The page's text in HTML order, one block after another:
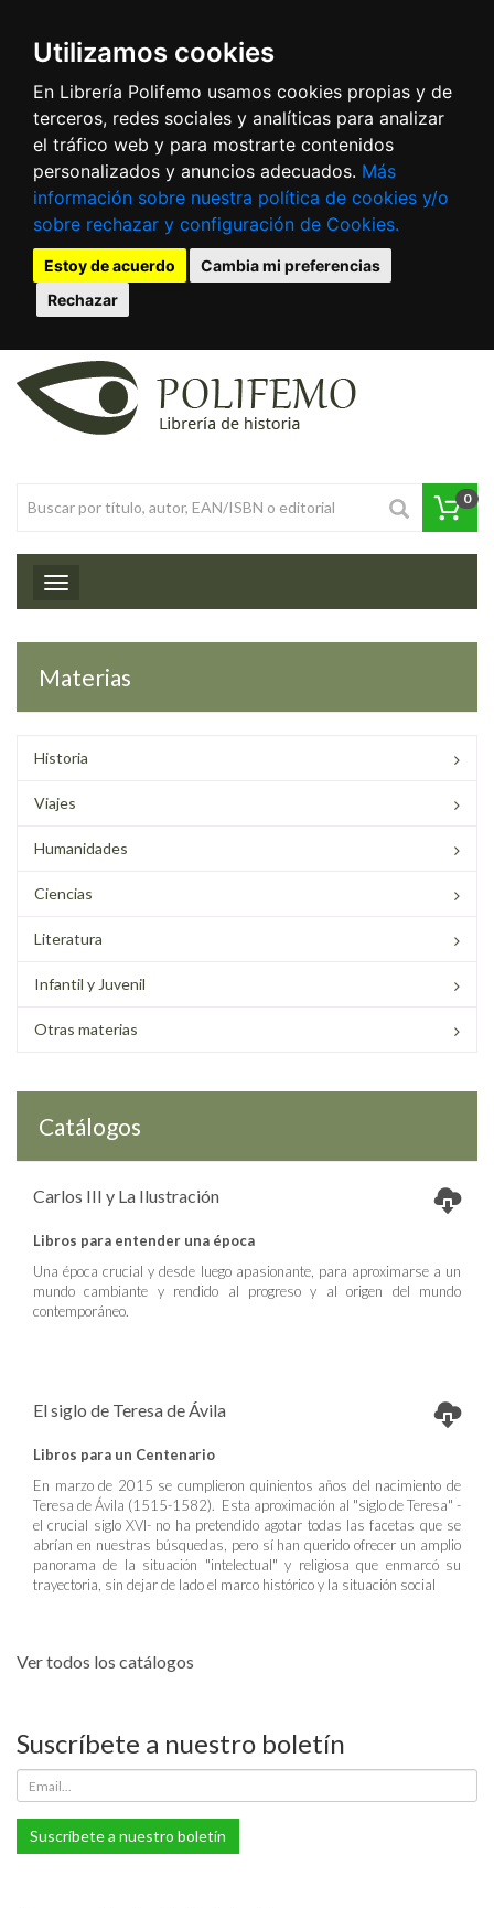
Utilizamos cookies
En Librería Polifemo usamos cookies propias y de
terceros, redes sociales y analíticas para analizar
el tráfico web y para mostrarte contenidos
personalizados y anuncios adecuados. Más
información sobre nuestra política de cookies y/o
sobre rechazar y configuración de Cookies.
Estoy de acuerdo
Cambia mi preferencias
Rechazar
0
Toggle navigation
Materias
Historia
Viajes
Humanidades
Ciencias
Literatura
Infantil y Juvenil
Otras materias
Catálogos
Carlos III y La Ilustración
Libros para entender una época
Una época crucial y desde luego apasionante, para aproximarse a un
mundo cambiante y rendido al progreso y al origen del mundo
contemporáneo.
El siglo de Teresa de Ávila
Libros para un Centenario
En marzo de 2015 se cumplieron quinientos años del nacimiento de
Teresa de Ávila (1515-1582). Esta aproximación al "siglo de Teresa" -
el crucial siglo XVI- no ha pretendido agotar todas las facetas que se
abrían en nuestras búsquedas, pero sí han querido ofrecer un amplio
panorama de la situación "intelectual" y religiosa que enmarcó su
trayectoria, sin dejar de lado el marco histórico y la situación social
Ver todos los catálogos
Suscríbete a nuestro boletín
Suscríbete a nuestro boletín